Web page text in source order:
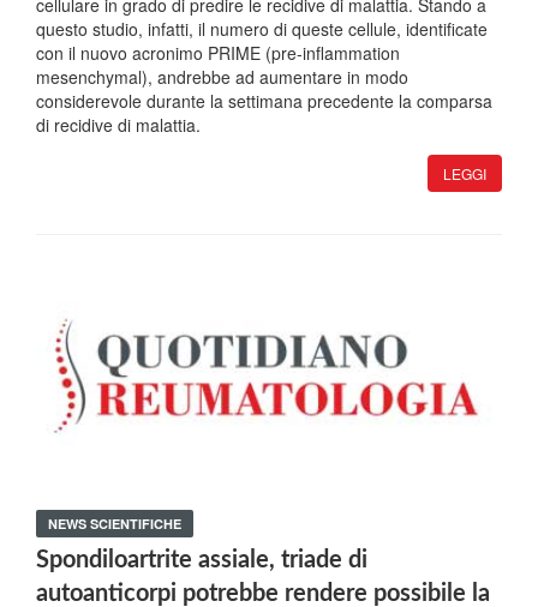
cellulare in grado di predire le recidive di malattia. Stando a
questo studio, infatti, il numero di queste cellule, identificate
con il nuovo acronimo PRIME (pre-inflammation
mesenchymal), andrebbe ad aumentare in modo
considerevole durante la settimana precedente la comparsa
di recidive di malattia.
LEGGI
NEWS SCIENTIFICHE
Spondiloartrite assiale, triade di
autoanticorpi potrebbe rendere possibile la